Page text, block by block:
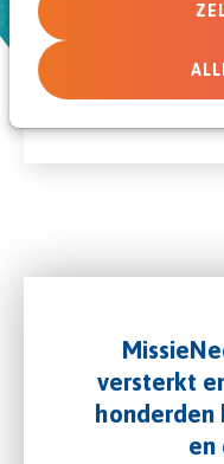
versterkt
honderden
en